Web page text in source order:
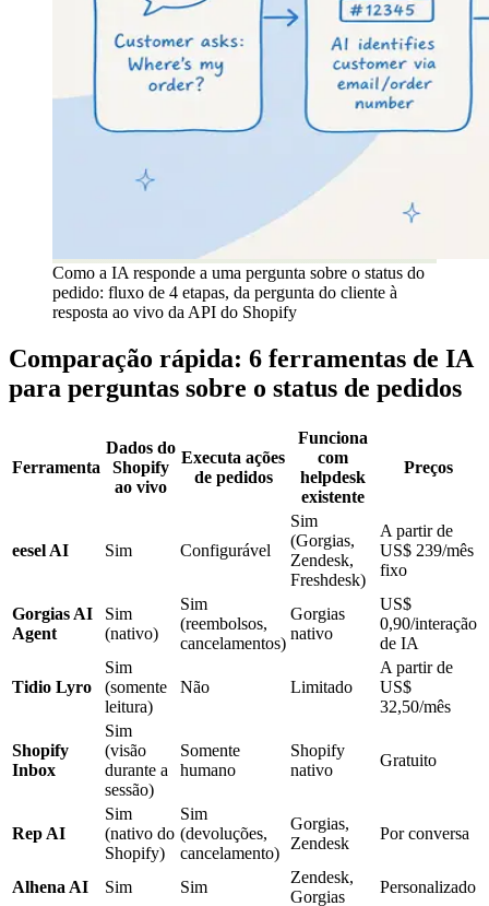
Como a IA responde a uma pergunta sobre o status do
pedido: fluxo de 4 etapas, da pergunta do cliente à
resposta ao vivo da API do Shopify
Comparação rápida: 6 ferramentas de IA
para perguntas sobre o status de pedidos
Ferramenta
Dados do
Shopify
ao vivo
Executa ações
de pedidos
Funciona
com
helpdesk
existente
Preços
eesel AI Sim Configurável
Sim
(Gorgias,
Zendesk,
Freshdesk)
A partir de
US$ 239/mês
fixo
Gorgias AI
Agent
Sim
(nativo)
Sim
(reembolsos,
cancelamentos)
Gorgias
nativo
US$
0,90/interação
de IA
Tidio Lyro
Sim
(somente
leitura)
Não Limitado
A partir de
US$
32,50/mês
Shopify
Inbox
Sim
(visão
durante a
sessão)
Somente
humano
Shopify
nativo
Gratuito
Rep AI
Sim
(nativo do
Shopify)
Sim
(devoluções,
cancelamento)
Gorgias,
Zendesk
Por conversa
Alhena AI Sim Sim
Zendesk,
Gorgias
Personalizado